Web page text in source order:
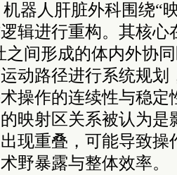
器人肝脏外科围绕“
辑进行重构。其核心
之间形成的体内外协
动路径进行系统规划
操作的连续性与稳定
映射区关系被认为是
现重叠，可能导致操
野暴露与整体效率。